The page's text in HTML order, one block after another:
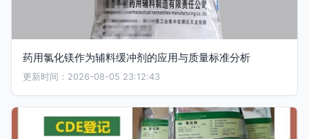
药用氯化镁作为辅料缓冲剂的应用与质量标准分析
更新时间：2026-08-05 23:12:43